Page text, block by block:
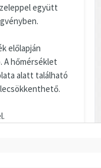
együtt
előlapján
A hőmérséklet
alatt található